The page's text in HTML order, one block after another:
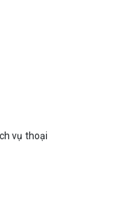
vụ thoại